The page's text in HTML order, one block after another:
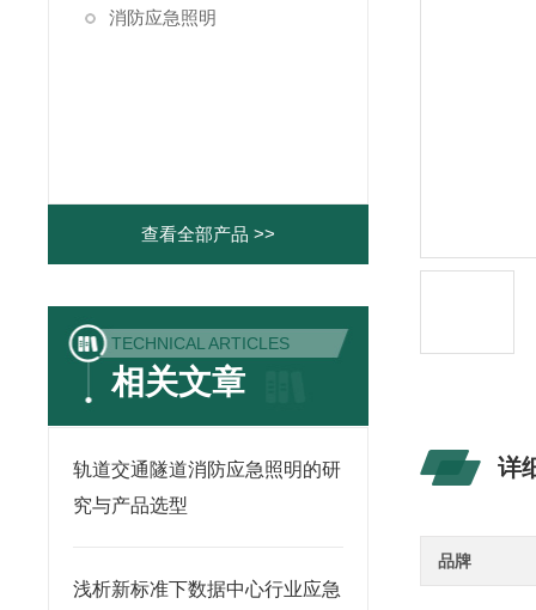
详
品牌
消防应急照明
查看全部产品 >>
TECHNICAL ARTICLES
相关文章
轨道交通隧道消防应急照明的研
究与产品选型
浅析新标准下数据中心行业应急